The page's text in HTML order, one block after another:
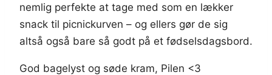
nemlig perfekte at tage med som en lækker
snack til picnickurven – og ellers gør de sig
altså også bare så godt på et fødselsdagsbord.
God bagelyst og søde kram, Pilen <3